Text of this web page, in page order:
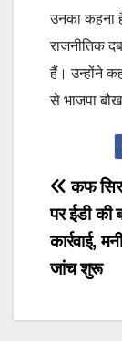
उनका कहना
राजनीतिक
हैं। उन्होंने
से भाजपा
Post
कफ
पर ईडी की
कार्रवाई,
जांच शुरू